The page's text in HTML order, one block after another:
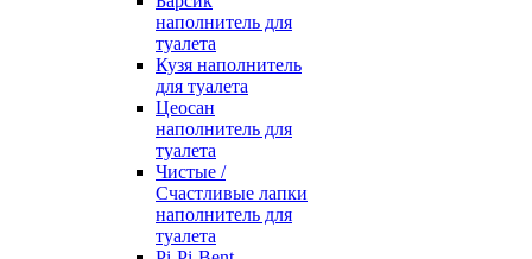
наполнитель для
туалета
Кузя наполнитель
для туалета
Цеосан
наполнитель для
туалета
Чистые /
Счастливые лапки
наполнитель для
туалета